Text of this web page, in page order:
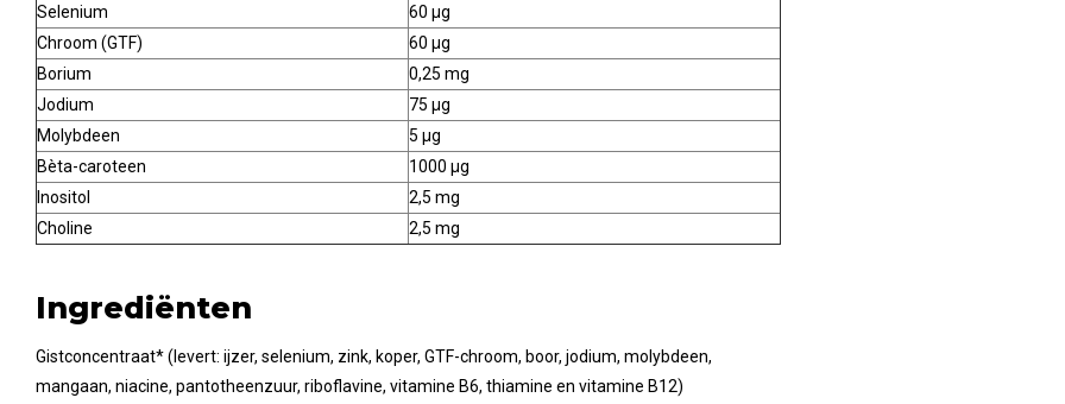
Selenium
60 µg
Chroom (GTF)
60 µg
Borium
0,25 mg
Jodium
75 µg
Molybdeen
5 µg
Bèta-caroteen
1000 µg
Inositol
2,5 mg
Choline
2,5 mg
Ingrediënten
Gistconcentraat* (levert: ijzer, selenium, zink, koper, GTF-chroom, boor, jodium, molybdeen,
mangaan, niacine, pantotheenzuur, riboflavine, vitamine B6, thiamine en vitamine B12)